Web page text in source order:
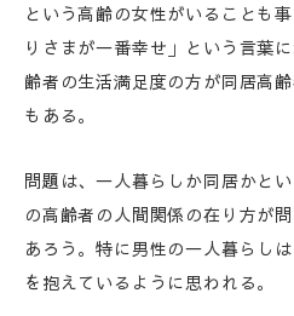
という高齢の女性がいることも
りさまが一番幸せ」という言葉
齢者の生活満足度の方が同居高
もある。
問題は、一人暮らしか同居かと
の高齢者の人間関係の在り方が
あろう。特に男性の一人暮らし
を抱えているように思われる。